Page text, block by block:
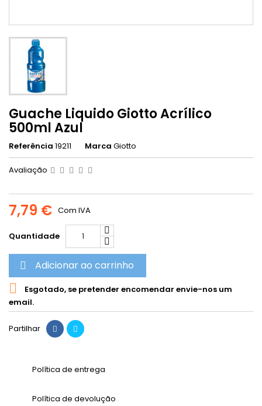
Guache Liquido Giotto Acrílico
500ml Azul
Referência 19211 Marca Giotto
Avaliação
7,79 € Com IVA
Quantidade
 Adicionar ao carrinho

Esgotado, se pretender encomendar envie-nos um
email.
Partilhar
Política de entrega
Política de devolução